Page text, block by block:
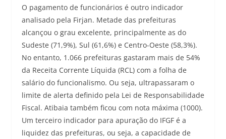
O pagamento de funcionários é outro indicador
analisado pela Firjan. Metade das prefeituras
alcançou o grau excelente, principalmente as do
Sudeste (71,9%), Sul (61,6%) e Centro-Oeste (58,3%).
No entanto, 1.066 prefeituras gastaram mais de 54%
da Receita Corrente Líquida (RCL) com a folha de
salário do funcionalismo. Ou seja, ultrapassaram o
limite de alerta definido pela Lei de Responsabilidade
Fiscal. Atibaia também ficou com nota máxima (1000).
Um terceiro indicador para apuração do IFGF é a
liquidez das prefeituras, ou seja, a capacidade de